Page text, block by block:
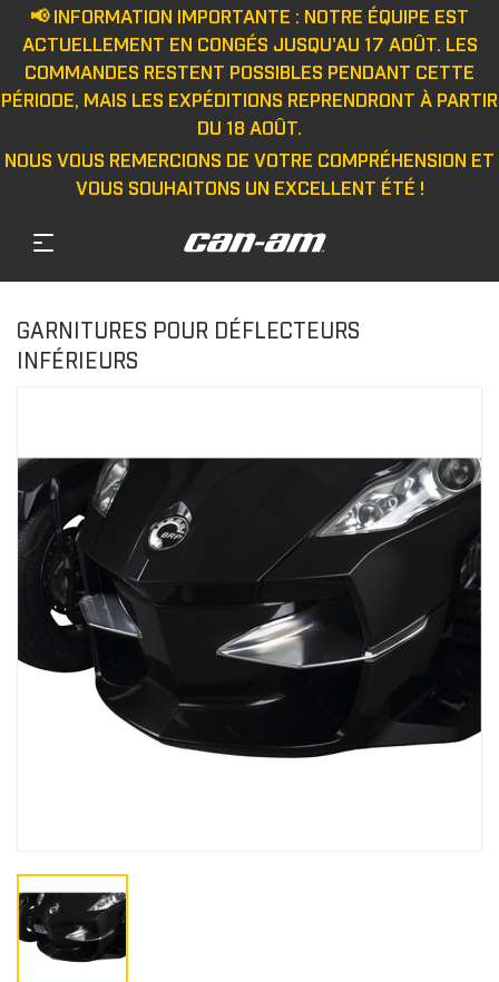
📢 INFORMATION IMPORTANTE : NOTRE ÉQUIPE EST
ACTUELLEMENT EN CONGÉS JUSQU'AU 17 AOÛT. LES
COMMANDES RESTENT POSSIBLES PENDANT CETTE
PÉRIODE, MAIS LES EXPÉDITIONS REPRENDRONT À PARTIR
DU 18 AOÛT.
NOUS VOUS REMERCIONS DE VOTRE COMPRÉHENSION ET
VOUS SOUHAITONS UN EXCELLENT ÉTÉ !
GARNITURES POUR DÉFLECTEURS
INFÉRIEURS